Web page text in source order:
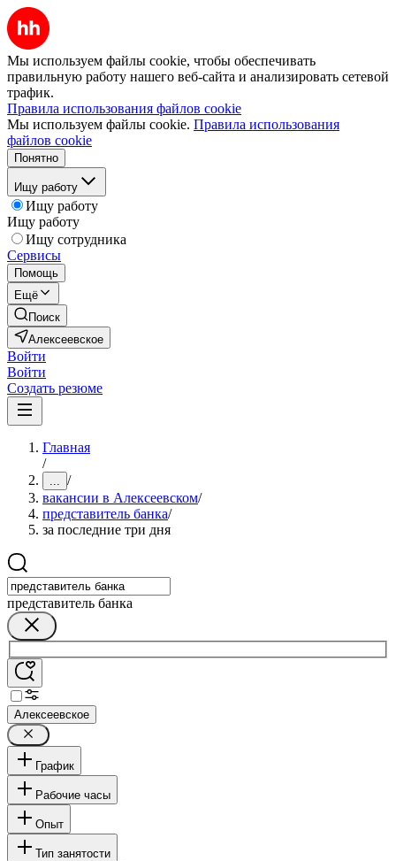
Мы используем файлы cookie, чтобы обеспечивать
правильную работу нашего веб-сайта и анализировать сетевой
трафик.
Правила использования файлов cookie
Мы используем файлы cookie. Правила использования
файлов cookie
Понятно
Ищу работу
Ищу работу
Ищу работу
Ищу сотрудника
Сервисы
Помощь
Ещё
Поиск
Алексеевское
Войти
Войти
Создать резюме
Главная
/
... /
вакансии в Алексеевском/
представитель банка/
за последние три дня
представитель банка
Алексеевское
График
Рабочие часы
Опыт
Тип занятости